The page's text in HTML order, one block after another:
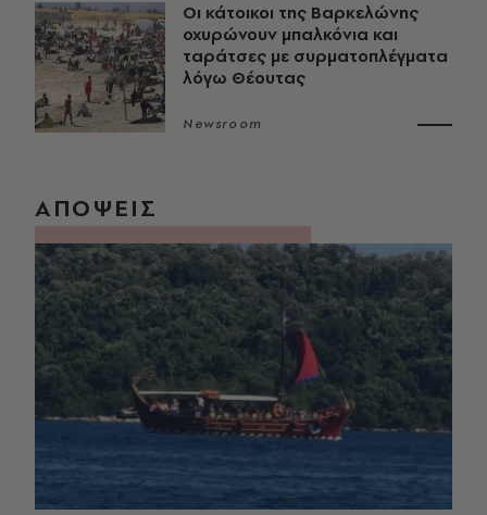
Οι κάτοικοι της Βαρκελώνης
οχυρώνουν μπαλκόνια και
ταράτσες με συρματοπλέγματα
λόγω Θέουτας
Newsroom
ΑΠΟΨΕΙΣ